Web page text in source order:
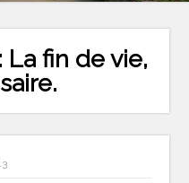
La fin de vie,